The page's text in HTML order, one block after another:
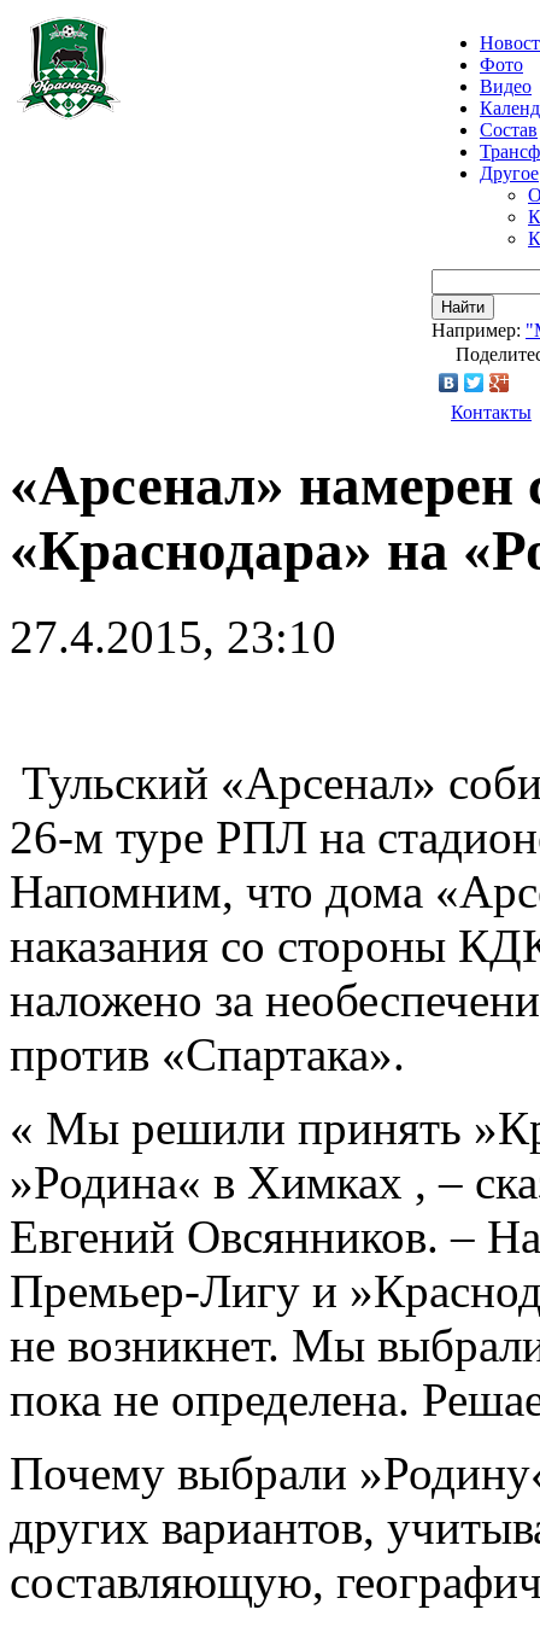
Фото
Видео
Состав
Другое
Найти
Например:
Контакты
«Арсенал» намерен
«Краснодара» на
27.4.2015, 23:10
Тульский «Арсенал»
26-м туре РПЛ на
Напомним, что дома
наказания со стороны
наложено за
против «Спартака».
« Мы решили принять
»Родина« в Химках , –
Евгений Овсянников. –
Премьер-Лигу и
не возникнет. Мы
пока не определена.
Почему выбрали
других вариантов,
составляющую,